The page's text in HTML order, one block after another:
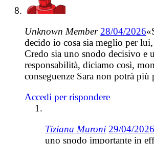
Unknown Member 28/04/2026
decido io cosa sia meglio per
Credo sia uno snodo decisivo e
responsabilità, diciamo così,
conseguenze Sara non potrà più
Accedi per rispondere
Tiziana Muroni 29/04/2026
uno snodo importante in